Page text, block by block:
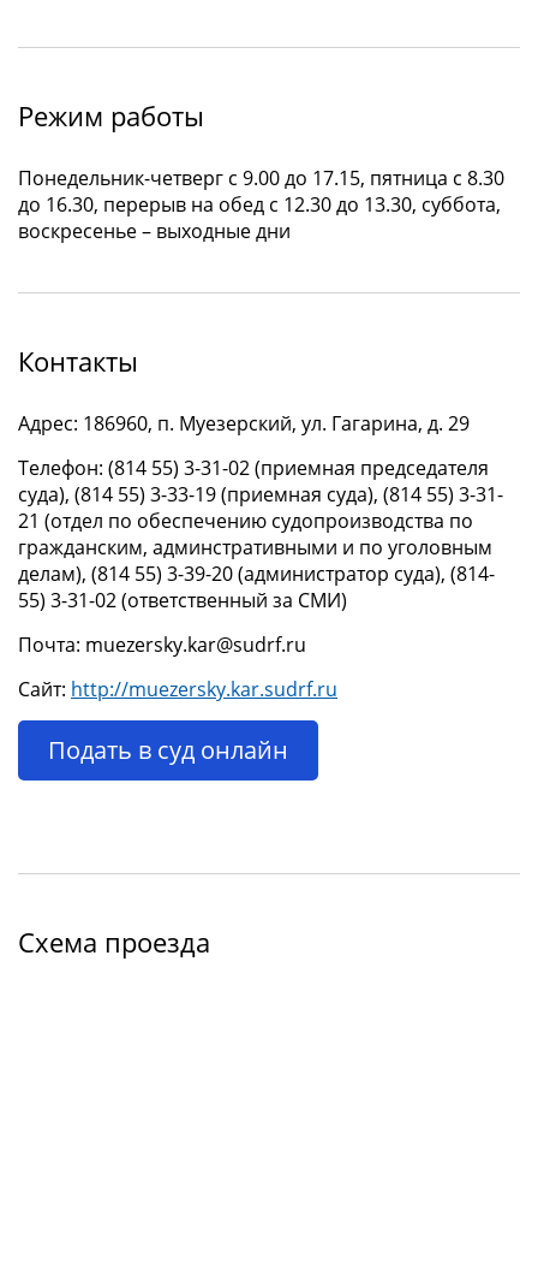
Режим работы
Понедельник-четверг с 9.00 до 17.15, пятница с 8.30
до 16.30, перерыв на обед с 12.30 до 13.30, суббота,
воскресенье – выходные дни
Контакты
Адрес: 186960, п. Муезерский, ул. Гагарина, д. 29
Телефон: (814 55) 3-31-02 (приемная председателя
суда), (814 55) 3-33-19 (приемная суда), (814 55) 3-31-
21 (отдел по обеспечению судопроизводства по
гражданским, админстративными и по уголовным
делам), (814 55) 3-39-20 (администратор суда), (814-
55) 3-31-02 (ответственный за СМИ)
Почта: muezersky.kar@sudrf.ru
Сайт: http://muezersky.kar.sudrf.ru
Подать в суд онлайн
Схема проезда